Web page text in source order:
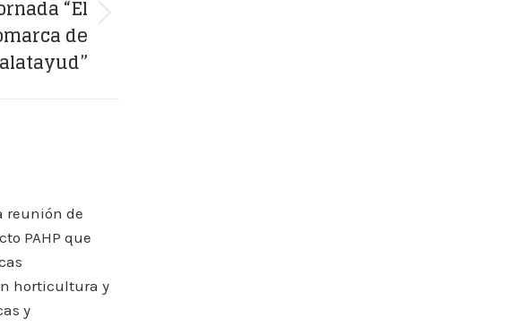
“El
de
reunión de
PAHP que
horticultura y
y